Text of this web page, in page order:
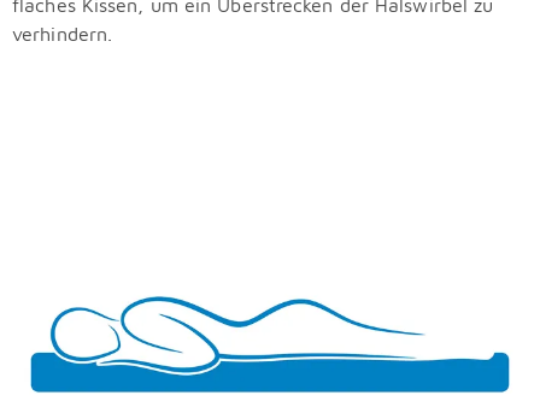
flaches Kissen, um ein Überstrecken der Halswirbel zu
verhindern.